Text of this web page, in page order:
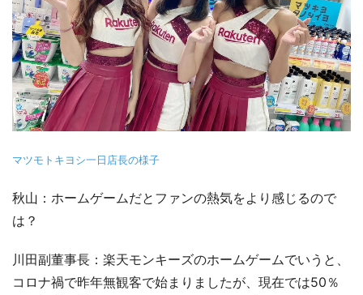
マツモトキヨシ一日店長の様子
秋山：ホームゲームだとファンの熱気をより感じるので
は？
川田副董事長：楽天モンキーズのホームゲームでいうと、
コロナ禍で昨年無観客で始まりましたが、現在では50％